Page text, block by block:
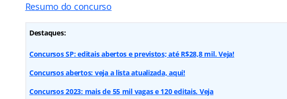
Resumo do concurso
Destaques:
Concursos SP: editais abertos e previstos; até R$28,8 mil. Veja!
Concursos abertos: veja a lista atualizada, aqui!
Concursos 2023: mais de 55 mil vagas e 120 editais. Veja